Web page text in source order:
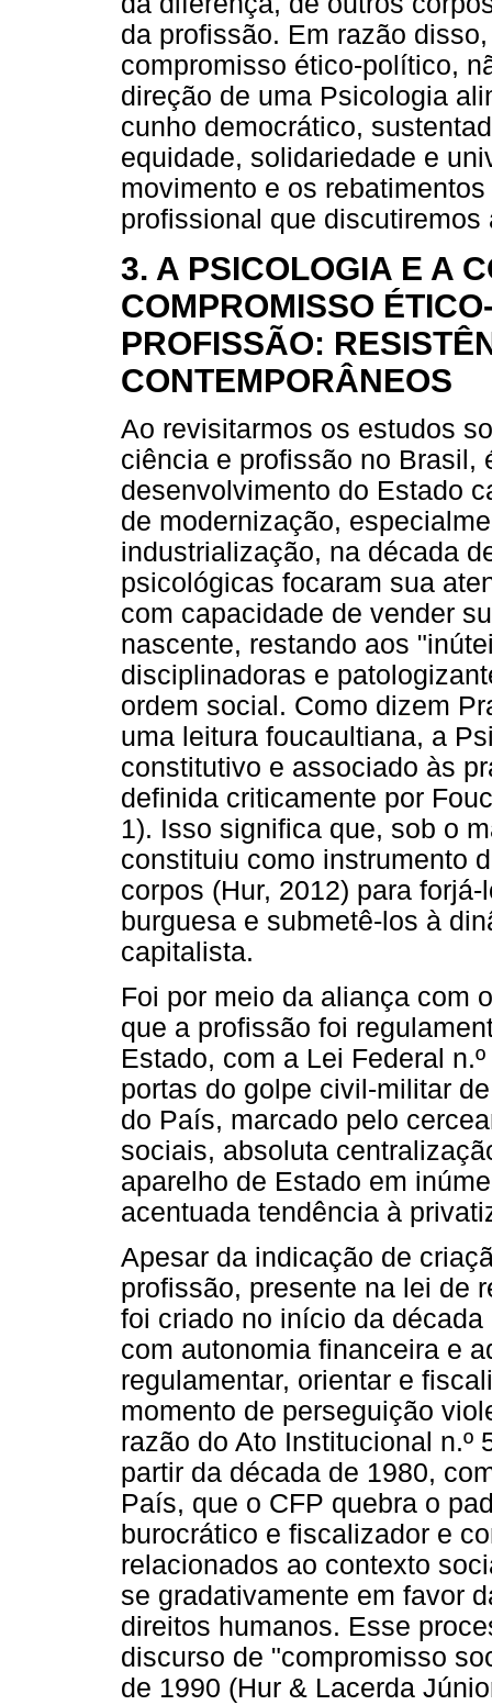
da profissão. Em razão
compromisso ético-político,
direção de uma Psicologia
cunho democrático,
equidade, solidariedade e
movimento e os
profissional que discutiremos
3. A PSICOLOGIA E A
COMPROMISSO
PROFISSÃO:
CONTEMPORÂNEOS
Ao revisitarmos os estudos
ciência e profissão no Brasil,
desenvolvimento do Estado
de modernização,
industrialização, na década
psicológicas focaram sua
com capacidade de vender
nascente, restando aos
disciplinadoras e
ordem social. Como dizem
uma leitura foucaultiana, a
constitutivo e associado às
definida criticamente por
1). Isso significa que, sob o
constituiu como instrumento
corpos (Hur, 2012) para
burguesa e submetê-los à
capitalista.
Foi por meio da aliança com
que a profissão foi
Estado, com a Lei Federal
portas do golpe civil-militar
do País, marcado pelo
sociais, absoluta
aparelho de Estado em
acentuada tendência à
Apesar da indicação de
profissão, presente na lei de
foi criado no início da
com autonomia financeira e
regulamentar, orientar e
momento de perseguição
razão do Ato Institucional n.º
partir da década de 1980,
País, que o CFP quebra o
burocrático e fiscalizador e
relacionados ao contexto
se gradativamente em favor
direitos humanos. Esse
discurso de "compromisso
de 1990 (Hur & Lacerda